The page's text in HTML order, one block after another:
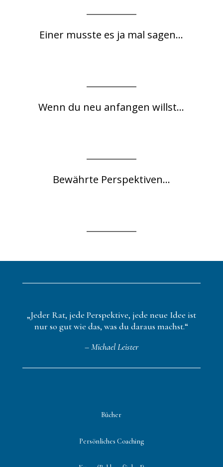
Einer musste es ja mal sagen...
Wenn du neu anfangen willst...
Bewährte Perspektiven...
„Jeder Rat, jede Perspektive, jede neue Idee ist
nur so gut wie das, was du daraus machst.“
– Michael Leister
Bücher
Persönliches Coaching